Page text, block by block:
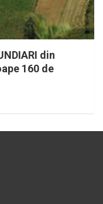
din
160 de